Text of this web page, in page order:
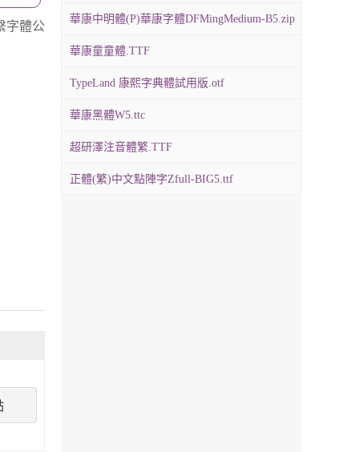
字體公
華康中明體(P)華康字體DFMingMedium-B5.zip
華康童童體.TTF
TypeLand 康熙字典體試用版.otf
華康黑體W5.ttc
超研澤注音體繁.TTF
正體(繁)中文點陣字Zfull-BIG5.ttf